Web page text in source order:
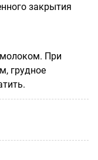
закрытия
При
грудное